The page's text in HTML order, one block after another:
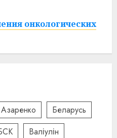
онкологических
Азаренко
Беларусь
Валіулін